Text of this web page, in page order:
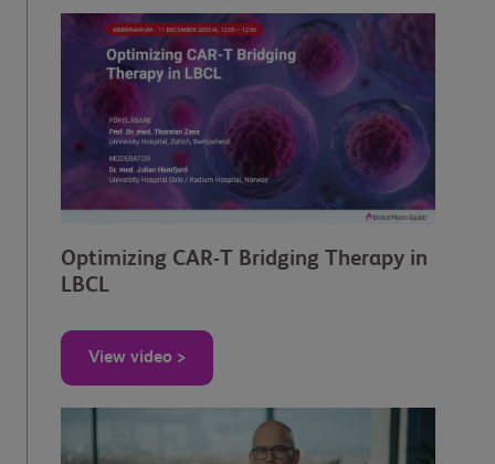
Optimizing CAR-T Bridging Therapy in
LBCL
View video >